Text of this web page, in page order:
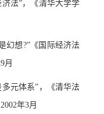
法”，《清华大学学
幻想?”《国际经济法
月
元体系”，《清华法
年3月